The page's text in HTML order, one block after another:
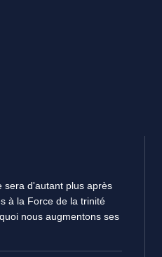
sera d'autant plus après
à la Force de la trinité
nous augmentons ses